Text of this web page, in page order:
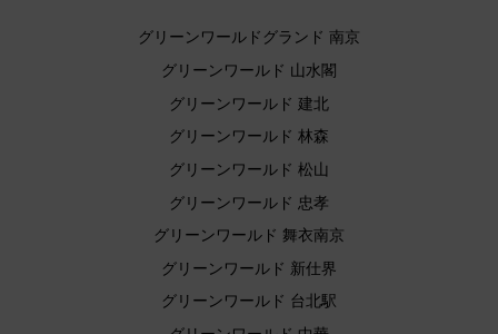
グリーンワールドグランド 南京
グリーンワールド 山水閣
グリーンワールド 建北
グリーンワールド 林森
グリーンワールド 松山
グリーンワールド 忠孝
グリーンワールド 舞衣南京
グリーンワールド 新仕界
グリーンワールド 台北駅